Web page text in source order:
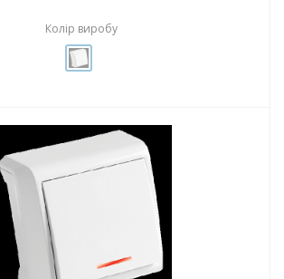
Колір виробу